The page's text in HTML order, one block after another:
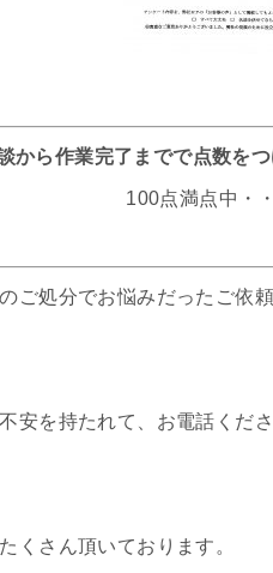
から作業完了までで点数を
100点満点中・
ご処分でお悩みだったご依頼
安を持たれて、お電話くださ
くさん頂いております。